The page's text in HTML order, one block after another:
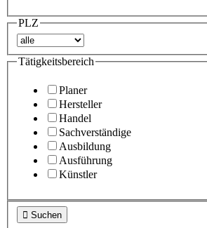
PLZ
Tätigkeitsbereich
Planer
Hersteller
Handel
Sachverständige
Ausbildung
Ausführung
Künstler
 Suchen